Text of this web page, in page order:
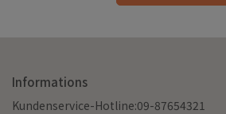
Informations
Kundenservice-Hotline:09-87654321